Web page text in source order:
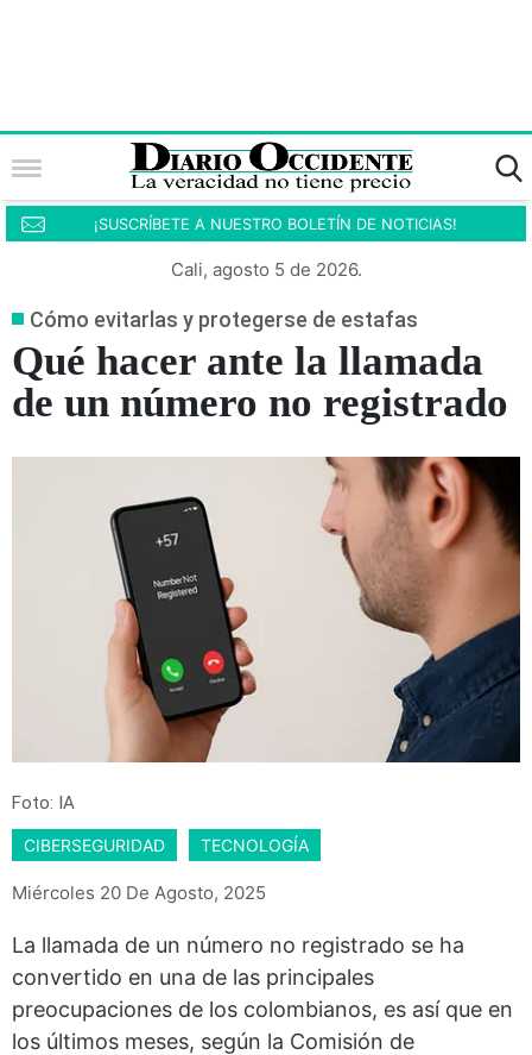
¡SUSCRÍBETE A NUESTRO BOLETÍN DE NOTICIAS!
Cali, agosto 5 de 2026.
Cómo evitarlas y protegerse de estafas
Qué hacer ante la llamada
de un número no registrado
Foto: IA
CIBERSEGURIDAD TECNOLOGÍA
Miércoles 20 De Agosto, 2025
La llamada de un número no registrado se ha
convertido en una de las principales
preocupaciones de los colombianos, es así que en
los últimos meses, según la Comisión de